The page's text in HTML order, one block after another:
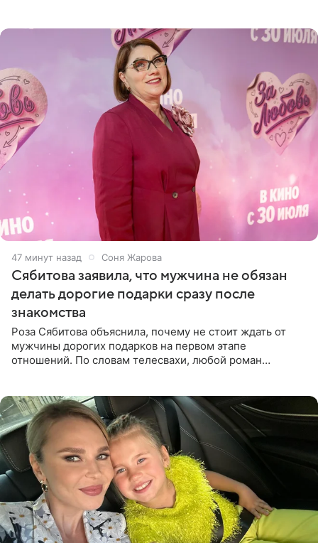
47 минут назад Соня Жарова
Сябитова заявила, что мужчина не обязан
делать дорогие подарки сразу после
знакомства
Роза Сябитова объяснила, почему не стоит ждать от
мужчины дорогих подарков на первом этапе
отношений. По словам телесвахи, любой роман